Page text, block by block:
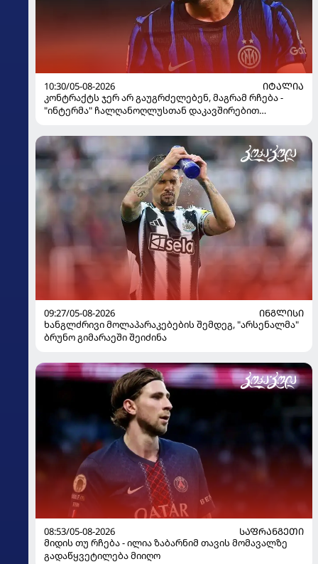
10:30/05-08-2026
ᲘᲢᲐᲚᲘᲐ
კონტრაქტს ჯერ არ გაუგრძელებენ, მაგრამ რჩება -
"ინტერმა" ჩალღანოღლუსთან დაკავშირებით
09:27/05-08-2026
ᲘᲜᲒᲚᲘᲡᲘ
ხანგლძრივი მოლაპარაკებების შემდეგ, "არსენალმა"
ბრუნო გიმარაეში შეიძინა
08:53/05-08-2026
ᲡᲐᲤᲠᲐᲜᲒᲔᲗᲘ
მიდის თუ რჩება - ილია ზაბარნიმ თავის მომავალზე
გადაწყვეტილება მიიღო